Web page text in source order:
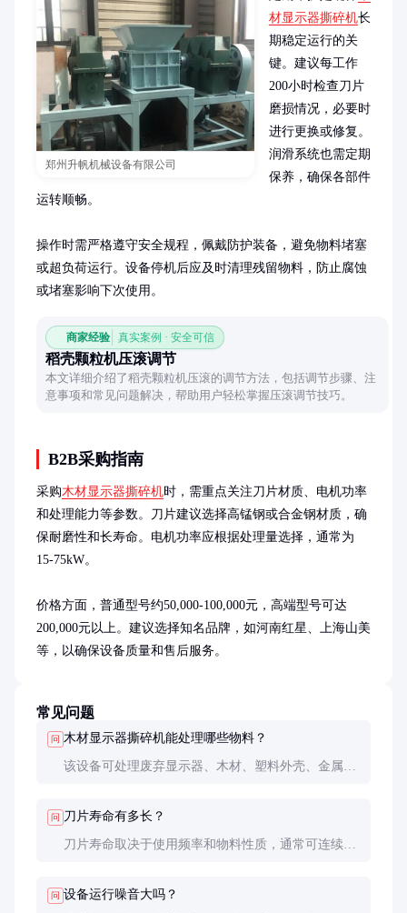
郑州升帆机械设备有限公司
材显示器撕碎机长
期稳定运行的关
键。建议每工作
200小时检查刀片
磨损情况，必要时
进行更换或修复。
润滑系统也需定期
保养，确保各部件
运转顺畅。
操作时需严格遵守安全规程，佩戴防护装备，避免物料堵塞
或超负荷运行。设备停机后应及时清理残留物料，防止腐蚀
或堵塞影响下次使用。
商家经验 真实案例 · 安全可信
稻壳颗粒机压滚调节
本文详细介绍了稻壳颗粒机压滚的调节方法，包括调节步骤、注
意事项和常见问题解决，帮助用户轻松掌握压滚调节技巧。
B2B采购指南
采购木材显示器撕碎机时，需重点关注刀片材质、电机功率
和处理能力等参数。刀片建议选择高锰钢或合金钢材质，确
保耐磨性和长寿命。电机功率应根据处理量选择，通常为
15-75kW。
价格方面，普通型号约50,000-100,000元，高端型号可达
200,000元以上。建议选择知名品牌，如河南红星、上海山美
等，以确保设备质量和售后服务。
常见问题
问 木材显示器撕碎机能处理哪些物料？
该设备可处理废弃显示器、木材、塑料外壳、金属部
问 刀片寿命有多长？
刀片寿命取决于使用频率和物料性质，通常可连续工
问 设备运行噪音大吗？